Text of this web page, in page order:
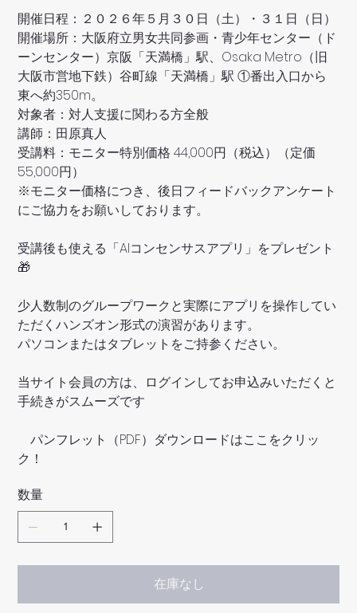
開催日程：２０２６年５月３０日（土）・３１日（日）
開催場所：大阪府立男女共同参画・青少年センター（ド
ーンセンター）京阪「天満橋」駅、Osaka Metro（旧
大阪市営地下鉄）谷町線「天満橋」駅 ①番出入口から
東へ約350m。
対象者：対人支援に関わる方全般
講師：田原真人
受講料：モニター特別価格 44,000円（税込）（定価
55,000円）
※モニター価格につき、後日フィードバックアンケート
にご協力をお願いしております。
受講後も使える「AIコンセンサスアプリ」をプレゼント
🎁
少人数制のグループワークと実際にアプリを操作してい
ただくハンズオン形式の演習があります。
パソコンまたはタブレットをご持参ください。
当サイト会員の方は、ログインしてお申込みいただくと
手続きがスムーズです
パンフレット（PDF）ダウンロードはここをクリッ
ク！
数量
在庫なし